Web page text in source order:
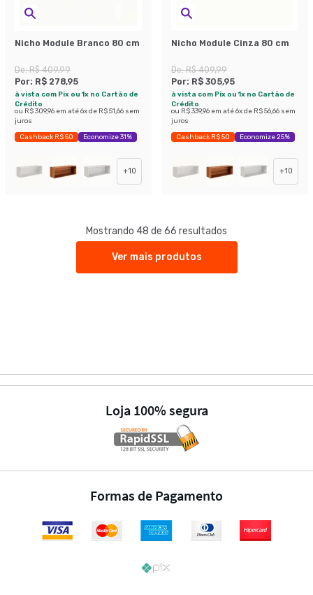
Nicho Module Branco 80 cm
De:R$ 409,99
Por: R$ 278,95
à vista com Pix ou 1x no Cartão de
Crédito
ou R$ 309,96 em até6x de R$ 51,66 sem
juros
Cashback R$ 50 Economize 31%
+10
Nicho Module Cinza 80 cm
De:R$ 409,99
Por: R$ 305,95
à vista com Pix ou 1x no Cartão de
Crédito
ou R$ 339,96 em até6x de R$ 56,66 sem
juros
Cashback R$ 50 Economize 25%
+10
Mostrando 48 de 66 resultados
Ver mais produtos